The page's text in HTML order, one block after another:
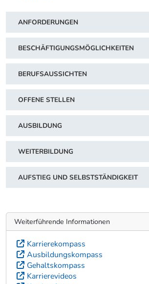
ANFORDERUNGEN
BESCHÄFTIGUNGSMÖGLICHKEITEN
BERUFSAUSSICHTEN
OFFENE STELLEN
AUSBILDUNG
WEITERBILDUNG
AUFSTIEG UND SELBSTSTÄNDIGKEIT
Weiterführende Informationen
Karrierekompass
Ausbildungskompass
Gehaltskompass
Karrierevideos